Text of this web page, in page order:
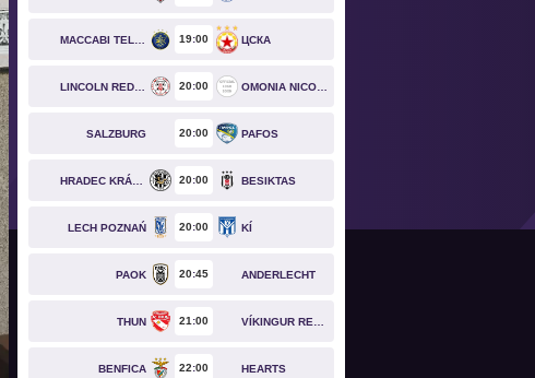
19 00 ЦСКА
20 00
SALZBURG 20 00 PAFOS
20 00 BESIKTAS
LECH POZNAŃ 20 00 KÍ
PAOK 20 45 ANDERLECHT
THUN 21 00
BENFICA 22 00 HEARTS